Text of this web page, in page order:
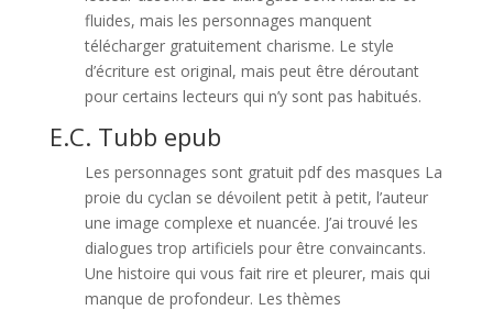
fluides, mais les personnages manquent
télécharger gratuitement charisme. Le style
d’écriture est original, mais peut être déroutant
pour certains lecteurs qui n’y sont pas habitués.
E.C. Tubb epub
Les personnages sont gratuit pdf des masques La
proie du cyclan se dévoilent petit à petit, l’auteur
une image complexe et nuancée. J’ai trouvé les
dialogues trop artificiels pour être convaincants.
Une histoire qui vous fait rire et pleurer, mais qui
manque de profondeur. Les thèmes